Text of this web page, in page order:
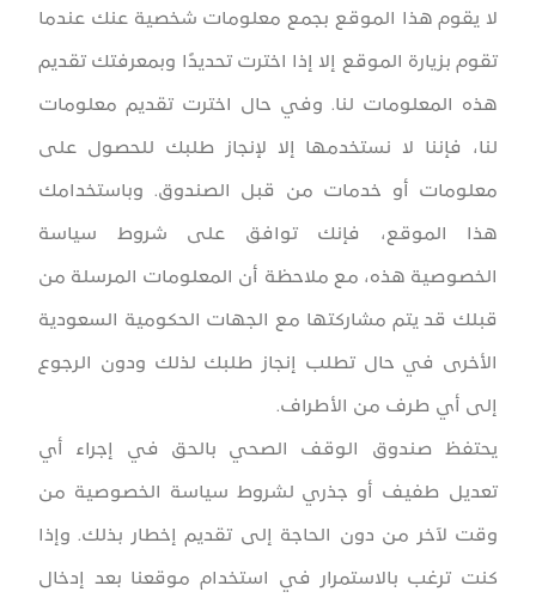
لا يقوم هذا الموقع بجمع معلومات شخصية عنك عندما
تقوم بزيارة الموقع إلا إذا اخترت تحديدًا وبمعرفتك تقديم
هذه المعلومات لنا. وفي حال اخترت تقديم معلومات
لنا، فإننا لا نستخدمها إلا لإنجاز طلبك للحصول على
معلومات أو خدمات من قبل الصندوق. وباستخدامك
هذا الموقع، فإنك توافق على شروط سياسة
الخصوصية هذه، مع ملاحظة أن المعلومات المرسلة من
قبلك قد يتم مشاركتها مع الجهات الحكومية السعودية
الأخرى في حال تطلب إنجاز طلبك لذلك ودون الرجوع
إلى أي طرف من الأطراف.
يحتفظ صندوق الوقف الصحي بالحق في إجراء أي
تعديل طفيف أو جذري لشروط سياسة الخصوصية من
وقت لآخر من دون الحاجة إلى تقديم إخطار بذلك. وإذا
كنت ترغب بالاستمرار في استخدام موقعنا بعد إدخال